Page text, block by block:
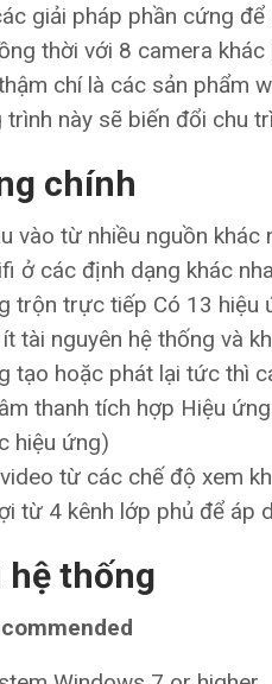
giải pháp phần cứng
thời với 8 camera
chí là các sản phẩm
này sẽ biến đổi chu
chính
vào từ nhiều nguồn khác
ở các định dạng khác
trộn trực tiếp Có 13 hiệu
tài nguyên hệ thống và
tạo hoặc phát lại tức thì
thanh tích hợp Hiệu
hiệu ứng)
từ các chế độ xem
từ 4 kênh lớp phủ để áp
hệ thống